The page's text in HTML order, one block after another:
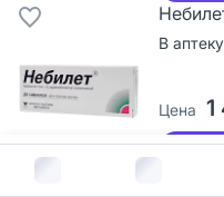
В
В
Цена 1